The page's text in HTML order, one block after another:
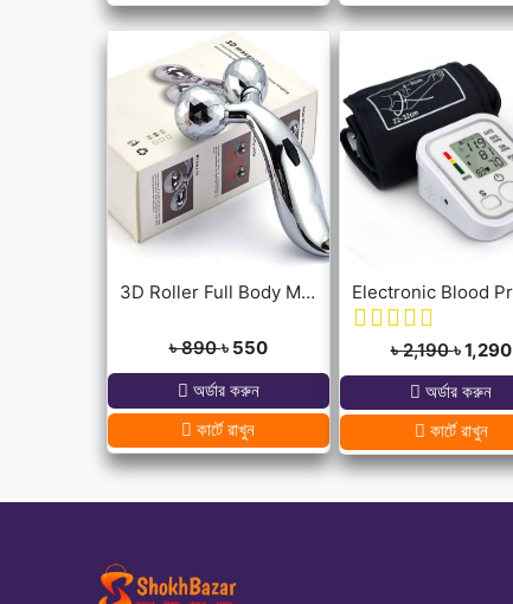
3D Roller Full Body Massager
৳ 890৳ 550
অর্ডার করুন
কার্টে রাখুন
৳ 2,190৳ 1,290
অর্ডার করুন
কার্টে রাখুন